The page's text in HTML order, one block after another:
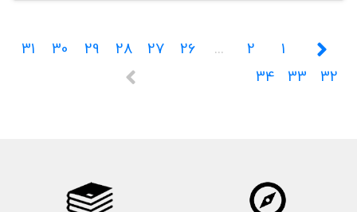
1
2
...
26
27
28
29
30
31
32
33
34